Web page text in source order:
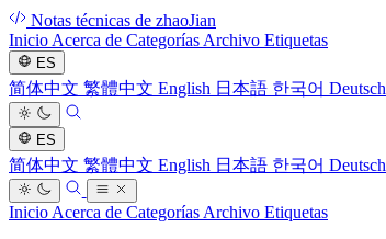
Notas técnicas de zhaoJian
Inicio Acerca de Categorías Archivo Etiquetas
ES
简体中文 繁體中文 English 日本語 한국어 Deutsch
ES
简体中文 繁體中文 English 日本語 한국어 Deutsch
Inicio Acerca de Categorías Archivo Etiquetas